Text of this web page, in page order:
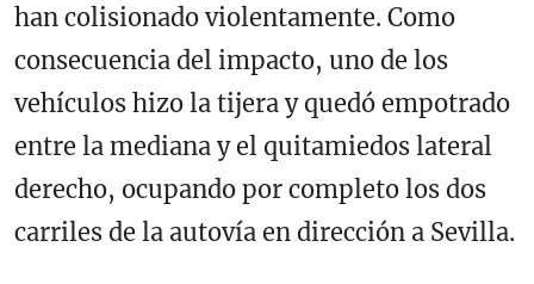
han colisionado violentamente. Como
consecuencia del impacto, uno de los
vehículos hizo la tijera y quedó empotrado
entre la mediana y el quitamiedos lateral
derecho, ocupando por completo los dos
carriles de la autovía en dirección a Sevilla.